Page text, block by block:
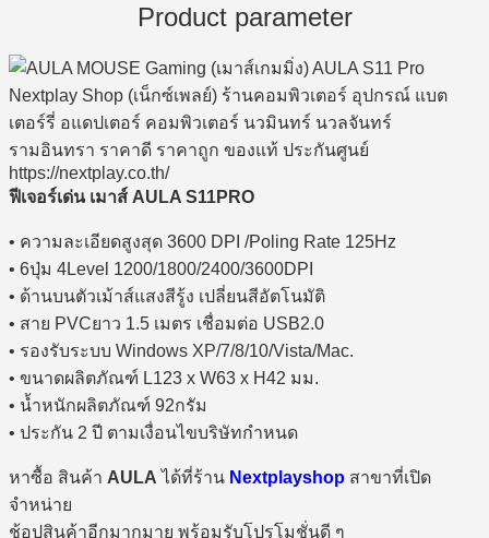
Product parameter
ฟีเจอร์เด่น เมาส์ AULA S11PRO
• ความละเอียดสูงสุด 3600 DPI /Poling Rate 125Hz
• 6ปุ่ม 4Level 1200/1800/2400/3600DPI
• ด้านบนตัวเม้าส์แสงสีรู้ง เปลี่ยนสีอัตโนมัติ
• สาย PVCยาว 1.5 เมตร เชื่อมต่อ USB2.0
• รองรับระบบ Windows XP/7/8/10/Vista/Mac.
• ขนาดผลิตภัณฑ์ L123 x W63 x H42 มม.
• น้ำหนักผลิตภัณฑ์ 92กรัม
• ประกัน 2 ปี ตามเงื่อนไขบริษัทกำหนด
หาซื้อ สินค้า AULA ได้ที่ร้าน Nextplayshop สาขาที่เปิด
จำหน่าย
ช้อปสินค้าอีกมากมาย พร้อมรับโปรโมชั่นดี ๆ